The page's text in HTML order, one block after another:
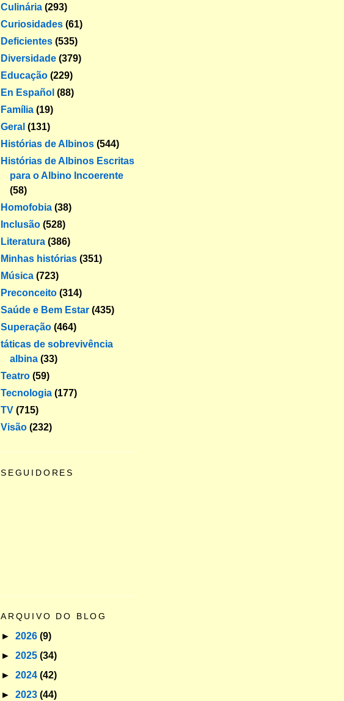
Culinária (293)
Curiosidades (61)
Deficientes (535)
Diversidade (379)
Educação (229)
En Español (88)
Família (19)
Geral (131)
Histórias de Albinos (544)
Histórias de Albinos Escritas
para o Albino Incoerente
(58)
Homofobia (38)
Inclusão (528)
Literatura (386)
Minhas histórias (351)
Música (723)
Preconceito (314)
Saúde e Bem Estar (435)
Superação (464)
táticas de sobrevivência
albina (33)
Teatro (59)
Tecnologia (177)
TV (715)
Visão (232)
SEGUIDORES
ARQUIVO DO BLOG
► 2026 (9)
► 2025 (34)
► 2024 (42)
► 2023 (44)